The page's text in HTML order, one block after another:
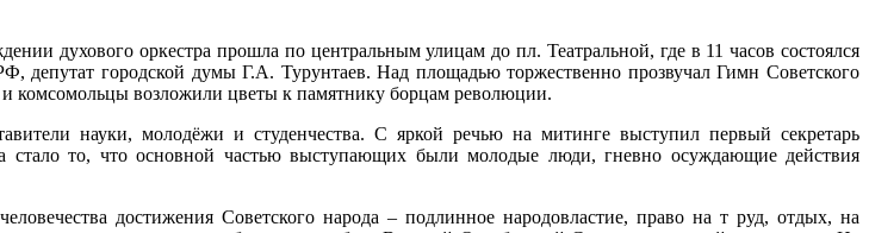
духового оркестра прошла по центральным улицам до пл. Театральной, где в 11 часов состоялся
депутат городской думы Г.А. Турунтаев. Над площадью торжественно прозвучал Гимн Советского
комсомольцы возложили цветы к памятнику борцам революции.
науки, молодёжи и студенчества. С яркой речью на митинге выступил первый секретарь
то, что основной частью выступающих были молодые люди, гневно осуждающие действия
достижения Советского народа – подлинное народовластие, право на т руд, отдых, на